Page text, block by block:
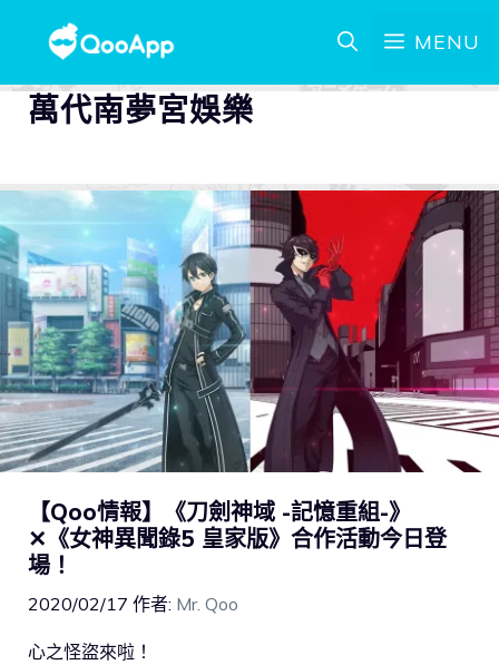
MENU
萬代南夢宮娛樂
【Qoo情報】《刀劍神域 -記憶重組-》
✕《女神異聞錄5 皇家版》合作活動今日登
場！
2020/02/17 作者: Mr. Qoo
心之怪盜來啦！